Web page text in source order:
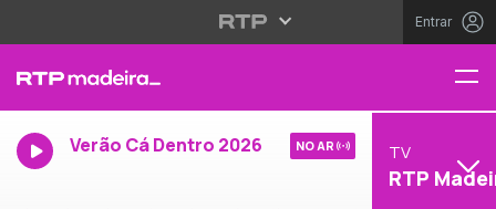
Entrar
Verão Cá Dentro 2026 NO AR TV
RTP